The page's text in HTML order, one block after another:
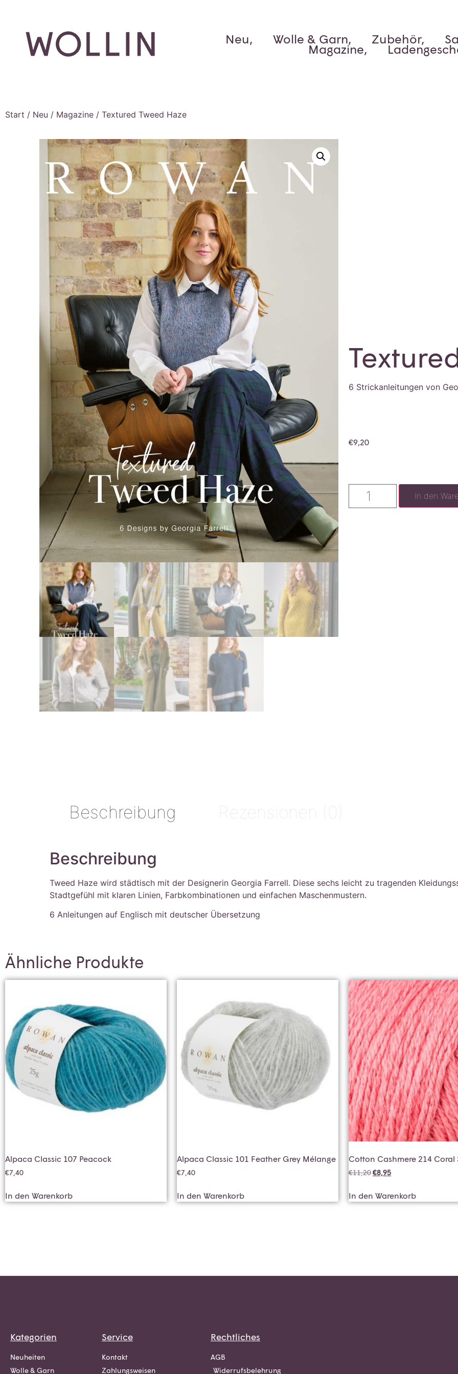
Neu, Wolle & Garn, Zubehör,
Magazine,
Start / Neu / Magazine / Textured Tweed Haze
6 Strickanleitungen von
€9,20
In den
Beschreibung Rezensionen (0)
Beschreibung
Tweed Haze wird städtisch mit der Designerin Georgia Farrell. Diese sechs leicht zu tragenden
Stadtgefühl mit klaren Linien, Farbkombinationen und einfachen Maschenmustern.
6 Anleitungen auf Englisch mit deutscher Übersetzung
Ähnliche Produkte
Alpaca Classic 107 Peacock
€7,40
In den Warenkorb
Alpaca Classic 101 Feather Grey Mélange
€7,40
In den Warenkorb
Cotton Cashmere 214 Coral
€11,20€8,95
In den Warenkorb
Kategorien
Neuheiten
Wolle & Garn
Service
Kontakt
Zahlungsweisen
Rechtliches
AGB
Widerrufsbelehrung